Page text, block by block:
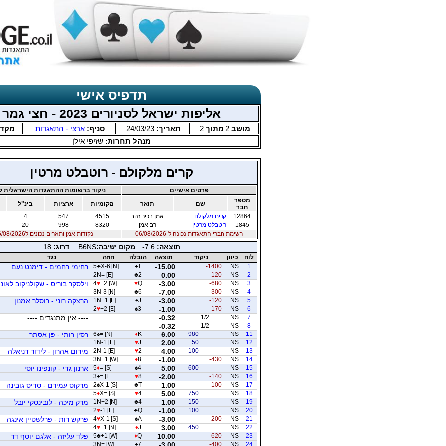
תדפיס אישי
אליפות ישראל לסניורים 2023 - חצי גמר
מושב2 מתוך2 תאריך:24/03/23 סניף: ארצי - התאגדות
מנהל תחרות: שזיפי אילן
קרים מלקולם - רוטבלט מרטין
פרטים אישיים
ניקוד ברשומות ההתאגדות הישראלית
מספר
חבר
שם תואר מקומיות ארציות בינ"ל
12864
קרים מלקולם אמן בכיר זהב 4515
547
4
1845
רוטבלט מרטין רב אמן 8320
998
20
רשימת חברי התאגדות נכונה ל-06/08/2026
נקודות אמן ותארים נכונים ל06/08/2026
תוצאה:-7.6 מקום ישיבה:B6NS דרוג:18
לוח כיוון ניקוד תוצאה הובלה חוזה
נגד
1
NS
-1400
-15.00
♠T
5♣X-6 [N] רחימי רחמים - דימנט נעם
2
NS
-120
0.00
♣2
2N= [E]
3
NS
-680
-3.00
♥Q
4♥+2 [W] וילסקר בוריס - שקולניקוב
4
NS
-300
-7.00
♣6
3N-3 [N]
5
NS
-120
-3.00
♠J
1N+1 [E] הרצקה רוני - רוסלר אמנון
6
NS
-170
-1.00
♠3
2♥+2 [E]
7
NS
1/2
-0.32 ---- אין מתנגדים ----
8
NS
1/2
-0.32
11
NS
980
6.00
♦K
6♠= [N] רסין רותי - פן אסתר
12
NS
50
2.00
♥J
1N-1 [E]
13
NS
100
4.00
♥2
2N-1 [E] מירום אהרון - לידור דניאלה
14
NS
-430
-1.00
♦8
3N+1 [W]
15
NS
600
5.00
♠4
5♦= [S] ארנון גדי - קונפינו יוסי
16
NS
-140
-2.00
♥8
3♠= [E]
17
NS
-100
1.00
♣T
2♠X-1 [S] מרקוס עמירם - סדיס גובינה
18
NS
750
5.00
♥4
5♦X= [S]
19
NS
150
1.00
♣4
1N+2 [N] מרק מיכה - לובינסקי יובל
20
NS
100
-1.00
♣Q
2♥-1 [E]
21
NS
-200
-3.00
♠A
4♥X-1 [S] פרקש רות - פרלשטיין אינגה
22
NS
450
3.00
♦J
4♥+1 [N]
23
NS
-620
10.00
♦Q
5♣+1 [W] פלד עליזה - אלגם יוסף דר
24
NS
-400
-3.00
♠7
3N= [W]